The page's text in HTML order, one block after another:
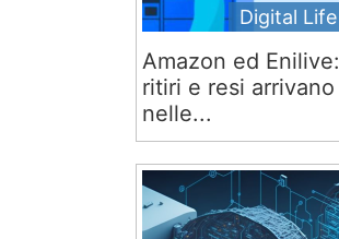
Digital Life
Amazon ed Enilive:
ritiri e resi arrivano
nelle...